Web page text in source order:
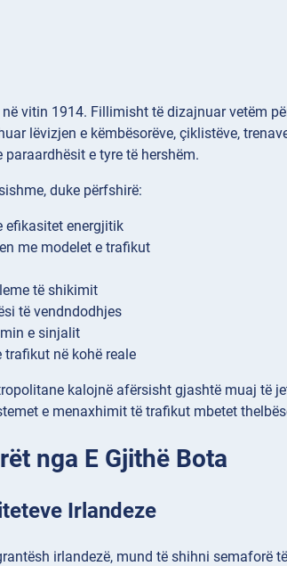
vitin 1914. Fillimisht të dizajnuar vetëm
lëvizjen e këmbësorëve, çiklistëve,
e tyre të hershëm.
duke përfshirë:
efikasitet energjitik
me modelet e trafikut
të shikimit
të vendndodhjes
e sinjalit
në kohë reale
kalojnë afërsisht gjashtë muaj të
e menaxhimit të trafikut mbetet
nga E Gjithë Bota
Irlandeze
irlandezë, mund të shihni semaforë